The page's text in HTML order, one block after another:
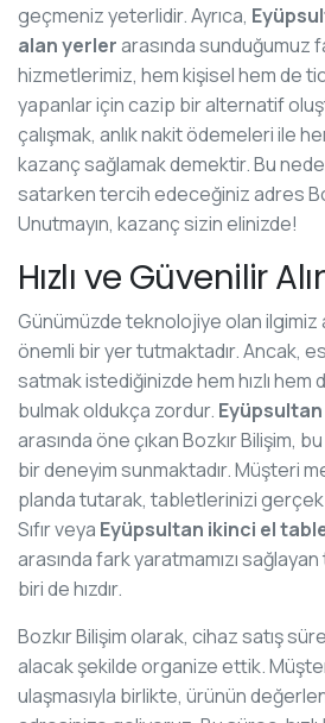
geçmeniz yeterlidir. Ayrıca,
alan yerlerarasında sunduğumuz
hizmetlerimiz, hem kişisel hem de
yapanlar için cazip bir alternatif
çalışmak, anlık nakit ödemeleri ile
kazanç sağlamak demektir. Bu
satarken tercih edeceğiniz adres
Unutmayın, kazanç sizin elinizde!
Hızlı ve Güvenilir
Günümüzde teknolojiye olan
önemli bir yer tutmaktadır. Ancak,
satmak istediğinizde hem hızlı
bulmak oldukça zordur.
arasında öne çıkan Bozkır Bilişim,
bir deneyim sunmaktadır. Müşteri
planda tutarak, tabletlerinizi gerçek
Sıfır veya Eyüpsultan ikinci el
arasında fark yaratmamızı
biri de hızdır.
Bozkır Bilişim olarak, cihaz satış
alacak şekilde organize ettik.
ulaşmasıyla birlikte, ürünün